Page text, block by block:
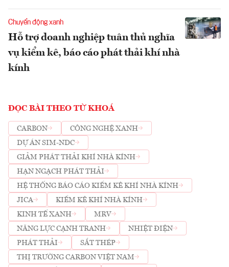
Chuyển động xanh
Hỗ trợ doanh nghiệp tuân thủ nghĩa
vụ kiểm kê, báo cáo phát thải khí nhà
kính
ĐỌC BÀI THEO TỪ KHOÁ
CARBON
CÔNG NGHỆ XANH
DỰ ÁN SIM-NDC
GIẢM PHÁT THẢI KHÍ NHÀ KÍNH
HẠN NGẠCH PHÁT THẢI
HỆ THỐNG BÁO CÁO KIỂM KÊ KHÍ NHÀ KÍNH
JICA
KIỂM KÊ KHÍ NHÀ KÍNH
KINH TẾ XANH
MRV
NĂNG LỰC CẠNH TRANH
NHIỆT ĐIỆN
PHÁT THẢI
SẮT THÉP
THỊ TRƯỜNG CARBON VIỆT NAM